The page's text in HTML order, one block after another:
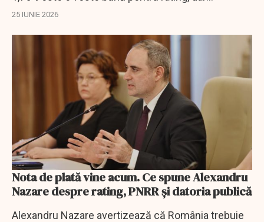
avertizează că România rămâne prinsă în datoria
25 IUNIE 2026
Nota de plată vine acum. Ce spune Alexandru
Nazare despre rating, PNRR și datoria publică
Alexandru Nazare avertizează că România trebuie